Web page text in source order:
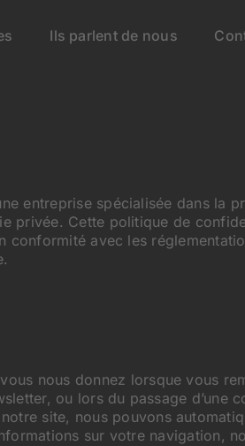
Ils parlent de nous
entreprise spécialisée dans la
privée. Cette politique de
conformité avec les
nous donnez lorsque vous
ou lors du passage d’une
site, nous pouvons
sur votre navigation,